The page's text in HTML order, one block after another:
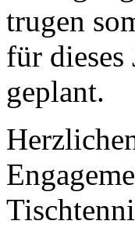
trugen
für dieses
geplant.